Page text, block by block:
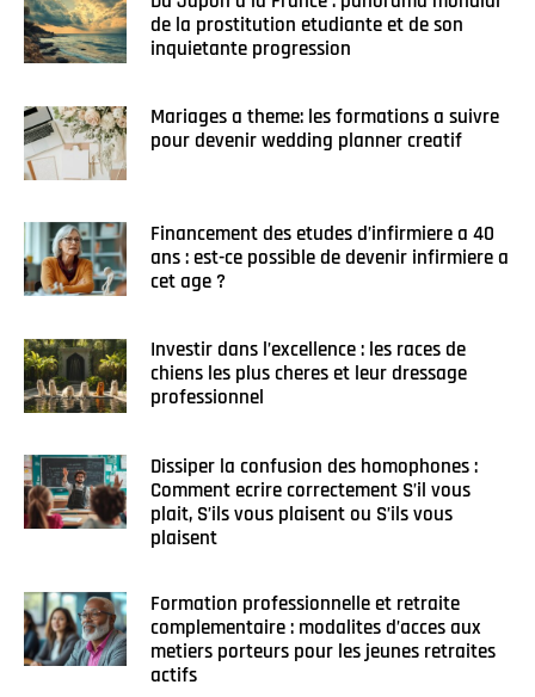
de la prostitution etudiante et de son
inquietante progression
Mariages a theme: les formations a suivre
pour devenir wedding planner creatif
Financement des etudes d’infirmiere a 40
ans : est-ce possible de devenir infirmiere a
cet age ?
Investir dans l’excellence : les races de
chiens les plus cheres et leur dressage
professionnel
Dissiper la confusion des homophones :
Comment ecrire correctement S’il vous
plait, S’ils vous plaisent ou S’ils vous
plaisent
Formation professionnelle et retraite
complementaire : modalites d’acces aux
metiers porteurs pour les jeunes retraites
actifs